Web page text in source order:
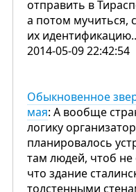
отправить в
а потом мучиться,
их
2014-05-09 22:42:54
Обыкновенное
мая: А вообще
логику
планировалось
там людей, чтоб не
что здание
толстенными